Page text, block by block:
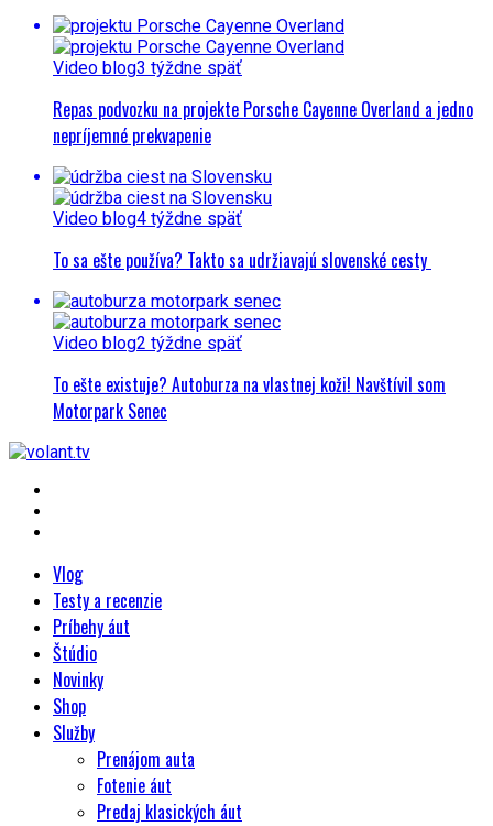
Video blog3 týždne späť
Repas podvozku na projekte Porsche Cayenne Overland a jedno
nepríjemné prekvapenie
Video blog4 týždne späť
To sa ešte používa? Takto sa udržiavajú slovenské cesty
Video blog2 týždne späť
To ešte existuje? Autoburza na vlastnej koži! Navštívil som
Motorpark Senec
Vlog
Testy a recenzie
Príbehy áut
Štúdio
Novinky
Shop
Služby
Prenájom auta
Fotenie áut
Predaj klasických áut